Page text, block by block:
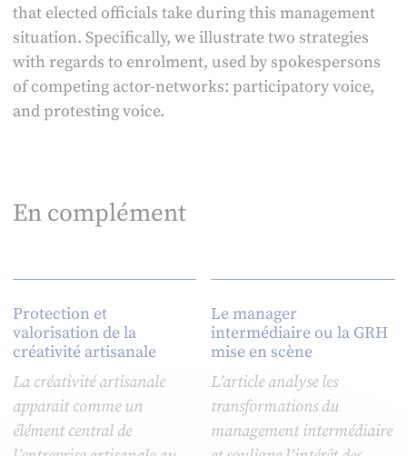
that elected officials take during this management
situation. Specifically, we illustrate two strategies
with regards to enrolment, used by spokespersons
of competing actor-networks: participatory voice,
and protesting voice.
En complément
Protection et
valorisation de la
créativité artisanale
La créativité artisanale
apparait comme un
élément central de
Le manager
intermédiaire ou la GRH
mise en scène
L’article analyse les
transformations du
management intermédiaire